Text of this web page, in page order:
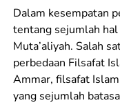
Dalam kesempatan
tentang sejumlah
Muta’aliyah. Salah
perbedaan Filsafat
Ammar, filsafat
yang sejumlah